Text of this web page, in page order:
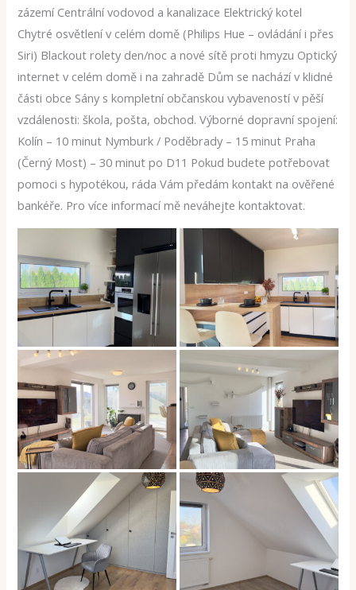
zázemí Centrální vodovod a kanalizace Elektrický kotel
Chytré osvětlení v celém domě (Philips Hue – ovládání i přes
Siri) Blackout rolety den/noc a nové sítě proti hmyzu Optický
internet v celém domě i na zahradě Dům se nachází v klidné
části obce Sány s kompletní občanskou vybaveností v pěší
vzdálenosti: škola, pošta, obchod. Výborné dopravní spojení:
Kolín – 10 minut Nymburk / Poděbrady – 15 minut Praha
(Černý Most) – 30 minut po D11 Pokud budete potřebovat
pomoci s hypotékou, ráda Vám předám kontakt na ověřené
bankéře. Pro více informací mě neváhejte kontaktovat.